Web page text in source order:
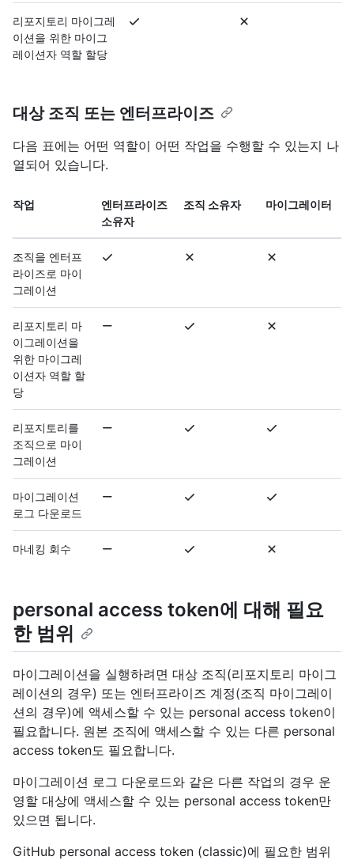
리포지토리 마이그레
이션을 위한 마이그
레이션자 역할 할당
대상 조직 또는 엔터프라이즈
다음 표에는 어떤 역할이 어떤 작업을 수행할 수 있는지 나
열되어 있습니다.
작업
엔터프라이즈
소유자
조직 소유자 마이그레이터
조직을 엔터프
라이즈로 마이
그레이션
리포지토리 마
이그레이션을
위한 마이그레
이션자 역할 할
당
리포지토리를
조직으로 마이
그레이션
마이그레이션
로그 다운로드
마네킹 회수
personal access token에 대해 필요
한 범위
마이그레이션을 실행하려면 대상 조직(리포지토리 마이그
레이션의 경우) 또는 엔터프라이즈 계정(조직 마이그레이
션의 경우)에 액세스할 수 있는 personal access token이
필요합니다. 원본 조직에 액세스할 수 있는 다른 personal
access token도 필요합니다.
마이그레이션 로그 다운로드와 같은 다른 작업의 경우 운
영할 대상에 액세스할 수 있는 personal access token만
있으면 됩니다.
GitHub personal access token (classic)에 필요한 범위